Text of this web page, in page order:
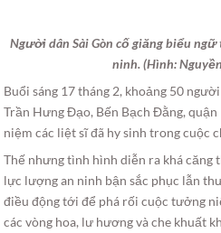
Người dân Sài Gòn cố giăng biểu
ninh. (Hình:
Buổi sáng 17 tháng 2, khoảng 50
Trần Hưng Đạo, Bến Bạch Đằng,
niệm các liệt sĩ đã hy sinh trong cuộc
Thế nhưng tình hình diễn ra khá căng
lực lượng an ninh bận sắc phục lẫn
điều động tới để phá rối cuộc tưởng
các vòng hoa, lư hương và che khuất